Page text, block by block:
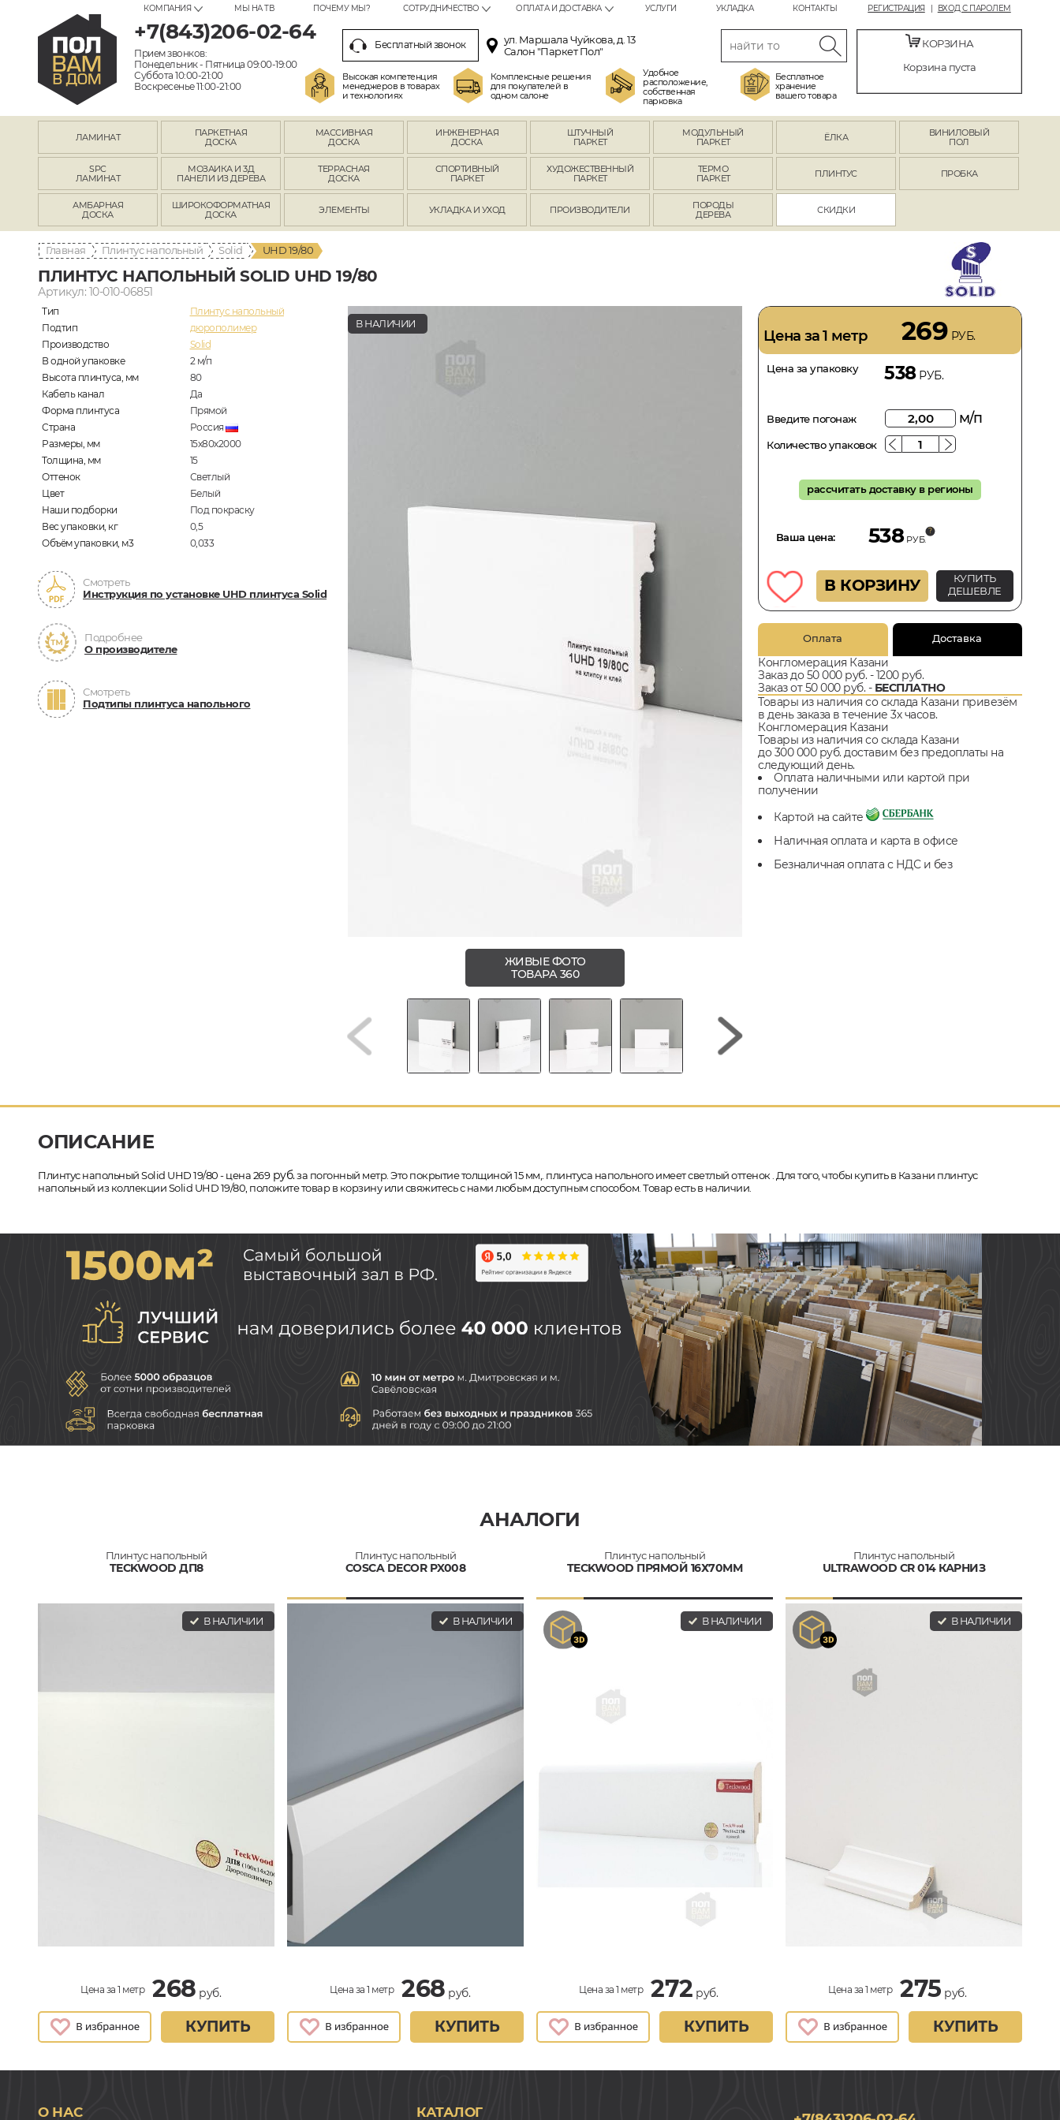
РЕГИСТРАЦИЯ ВХОД С ПАРОЛЕМ
КОМПАНИЯ МЫ НА ТВ ПОЧЕМУ МЫ? СОТРУДНИЧЕСТВО ОПЛАТА И ДОСТАВКА УСЛУГИ УКЛАДКА КОНТАКТЫ
+7(843)206-02-64
Прием звонков:
Понедельник - Пятница 09:00-19:00
Суббота 10:00-21:00
Воскресенье 11:00-21:00
Бесплатный звонок
ул. Маршала Чуйкова, д. 13
Салон "Паркет Пол"
Высокая компетенция
менеджеров в товарах
и технологиях
Комплексные решения
для покупателей в
одном салоне
Удобное
расположение,
собственная
парковка
Бесплатное
хранение
вашего товара
КОРЗИНА
Корзина пуста
ЛАМИНАТ
ПАРКЕТНАЯ
ДОСКА
МАССИВНАЯ
ДОСКА
ИНЖЕНЕРНАЯ
ДОСКА
ШТУЧНЫЙ
ПАРКЕТ
МОДУЛЬНЫЙ
ПАРКЕТ
ЁЛКА
ВИНИЛОВЫЙ
ПОЛ
SPC
ЛАМИНАТ
МОЗАИКА И 3Д
ПАНЕЛИ ИЗ ДЕРЕВА
ТЕРРАСНАЯ
ДОСКА
СПОРТИВНЫЙ
ПАРКЕТ
ХУДОЖЕСТВЕННЫЙ
ПАРКЕТ
ТЕРМО
ПАРКЕТ
ПЛИНТУС ПРОБКА
АМБАРНАЯ
ДОСКА
ШИРОКОФОРМАТНАЯ
ДОСКА
ЭЛЕМЕНТЫ УКЛАДКА И УХОД ПРОИЗВОДИТЕЛИ
ПОРОДЫ
ДЕРЕВА
СКИДКИ
Главная Плинтус напольный Solid UHD 19/80
ПЛИНТУС НАПОЛЬНЫЙ SOLID UHD 19/80
Артикул: 10-010-06851
Тип
Плинтус напольный
Подтип
дюрополимер
Производство
Solid
В одной упаковке
2 м/п
Высота плинтуса, мм
80
Кабель канал
Да
Форма плинтуса
Прямой
Страна
Россия
Размеры, мм
15х80х2000
Толщина, мм
15
Оттенок
Светлый
Цвет
Белый
Наши подборки
Под покраску
Вес упаковки, кг
0,5
Объём упаковки, м3
0,033
Смотреть
Инструкция по установке UHD плинтуса Solid
Подробнее
О производителе
Смотреть
Подтипы плинтуса напольного
В НАЛИЧИИ
ЖИВЫЕ ФОТО
ТОВАРА 360
Цена за 1 метр 269 РУБ.
Цена за упаковку 538РУБ.
Введите погонаж м/п
Количество упаковок
рассчитать доставку в регионы
Ваша цена: 538 РУБ.
В КОРЗИНУ
КУПИТЬ
ДЕШЕВЛЕ
Оплата Доставка
Конгломерация Казани
Заказ до 50 000 руб. - 1200 руб.
Заказ от 50 000 руб. - БЕСПЛАТНО
Товары из наличия со склада Казани привезём
в день заказа в течение 3х часов.
Конгломерация Казани
Товары из наличия со склада Казани
до 300 000 руб. доставим без предоплаты на
следующий день.
Оплата наличными или картой при
получении
Картой на сайте
Наличная оплата и карта в офисе
Безналичная оплата с НДС и без
ОПИСАНИЕ
Плинтус напольный Solid UHD 19/80 - цена 269руб.за погонный метр. Это покрытие толщиной 15 мм,. плинтуса напольного имеет светлый оттенок . Для того, чтобы купить в Казани плинтус
напольный из коллекции Solid UHD 19/80, положите товар в корзину или свяжитесь с нами любым доступным способом. Товар есть в наличии.
АНАЛОГИ
Плинтус напольный
TECKWOOD ДП8
В НАЛИЧИИ
Цена за 1 метр 268 руб.
КУПИТЬ
Плинтус напольный
COSCA DECOR PX008
В НАЛИЧИИ
Цена за 1 метр 268 руб.
КУПИТЬ
Плинтус напольный
TECKWOOD ПРЯМОЙ 16Х70ММ
В НАЛИЧИИ
Цена за 1 метр 272 руб.
КУПИТЬ
Плинтус напольный
ULTRAWOOD CR 014 КАРНИЗ
В НАЛИЧИИ
Цена за 1 метр 275 руб.
КУПИТЬ
О НАС КАТАЛОГ